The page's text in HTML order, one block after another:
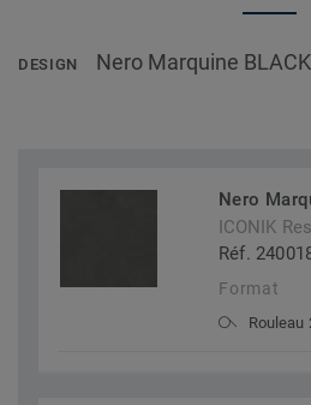
DESIGN Nero Marquine BLACK
Nero
ICONIK
Réf.
Format
Rouleau